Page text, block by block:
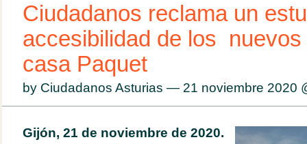
Ciudadanos reclama un
accesibilidad de los nuevos
casa Paquet
by Ciudadanos Asturias — 21 noviembre 2020
Gijón, 21 de noviembre de 2020.